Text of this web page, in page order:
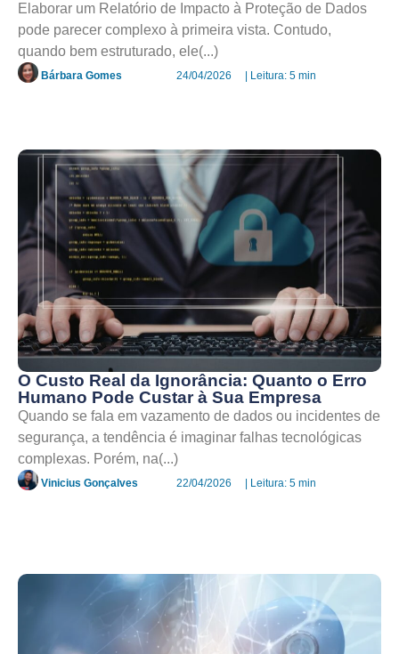
Elaborar um Relatório de Impacto à Proteção de Dados
pode parecer complexo à primeira vista. Contudo,
quando bem estruturado, ele(...)
Bárbara Gomes 24/04/2026 | Leitura: 5 min
O Custo Real da Ignorância: Quanto o Erro
Humano Pode Custar à Sua Empresa
Quando se fala em vazamento de dados ou incidentes de
segurança, a tendência é imaginar falhas tecnológicas
complexas. Porém, na(...)
Vinicius Gonçalves 22/04/2026 | Leitura: 5 min